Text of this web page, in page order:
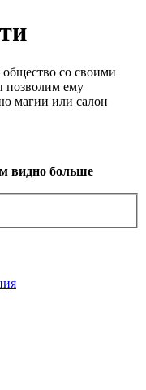
со своими
позволим ему
магии или салон
видно больше